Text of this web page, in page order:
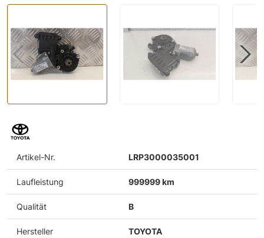
Artikel-Nr. LRP3000035001
Laufleistung 999999 km
Qualität B
Hersteller TOYOTA